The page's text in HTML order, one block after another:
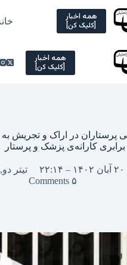
همه اخبار
[کلیک کن]
همه اخبار
[کلیک کن]
برابری کارانه‌ی پزشک و پرستار
تیتر دو,
۵ Comments